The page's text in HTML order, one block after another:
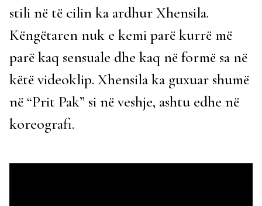
stili në të cilin ka ardhur Xhensila.
Këngëtaren nuk e kemi parë kurrë më
parë kaq sensuale dhe kaq në formë sa në
këtë videoklip. Xhensila ka guxuar shumë
në “Prit Pak” si në veshje, ashtu edhe në
koreografi.